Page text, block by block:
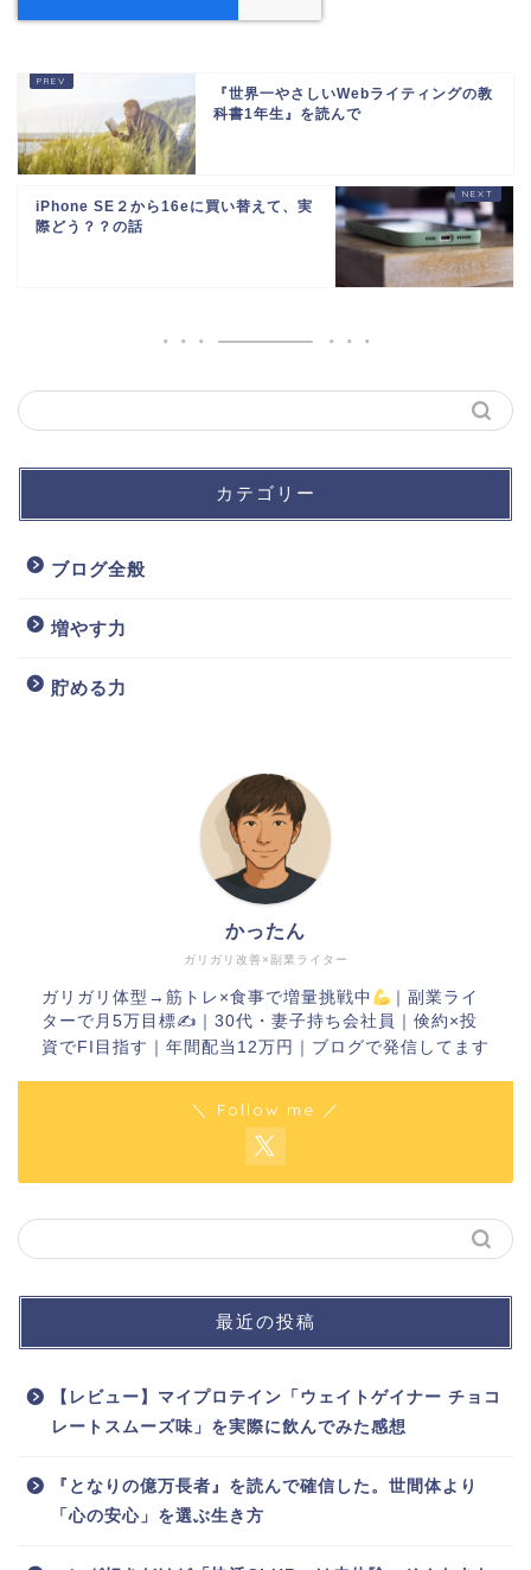
『世界一やさしいWebライティングの教
科書1年生』を読んで
iPhone SE２から16eに買い替えて、実
際どう？？の話
カテゴリー
ブログ全般
増やす力
貯める力
ガリガリ改善×副業ライター
かったん
ガリガリ体型→筋トレ×食事で増量挑戦中
｜副業ライ
ターで月5万目標✍ ｜30代・妻子持ち会社員｜倹約×投
資でFI目指す｜年間配当12万円｜ブログで発信してます
＼ Follow me ／
最近の投稿
【レビュー】マイプロテイン「ウェイトゲイナー チョコ
レートスムーズ味」を実際に飲んでみた感想
『となりの億万長者』を読んで確信した。世間体より
「心の安心」を選ぶ生き方